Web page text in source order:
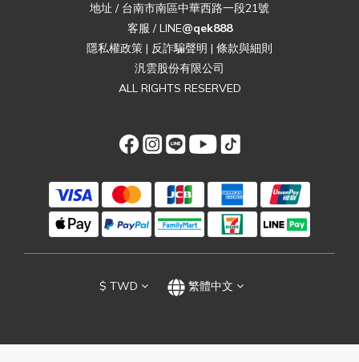
地址 / 台南市南區中華西路一段21號
客服 / LINE@qek888
隱私權政策 | 反詐騙聲明 | 條款與細則
汎雲股份有限公司
ALL RIGHTS RESERVED
$ TWD 繁體中文